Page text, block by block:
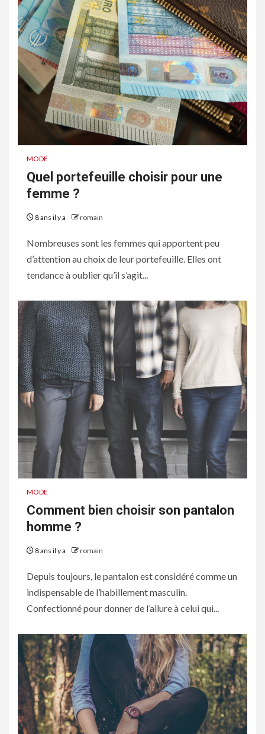
MODE
Quel portefeuille choisir pour une
femme ?
8 ans il y a romain
Nombreuses sont les femmes qui apportent peu
d’attention au choix de leur portefeuille. Elles ont
tendance à oublier qu’il s’agit...
MODE
Comment bien choisir son pantalon
homme ?
8 ans il y a romain
Depuis toujours, le pantalon est considéré comme un
indispensable de l’habillement masculin.
Confectionné pour donner de l’allure à celui qui...